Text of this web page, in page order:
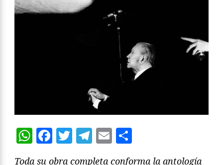
WhatsApp
Facebook
Twitter
Telegram
Email
Toda su obra completa conforma la antología